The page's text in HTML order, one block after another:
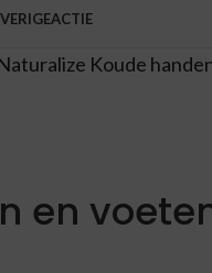
ACTIE
Koude
en